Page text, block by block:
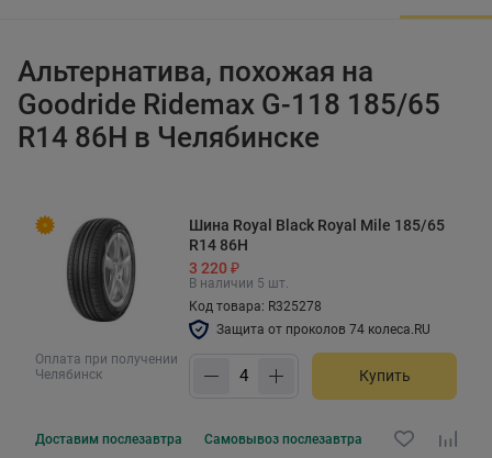
Альтернатива, похожая на
Goodride Ridemax G-118 185/65
R14 86H в Челябинске
Оплата при получении
Челябинск
Шина Royal Black Royal Mile 185/65
R14 86H
3 220 ₽
В наличии 5 шт.
Код товара: R325278
Защита от проколов 74 колеса.RU
Купить
Доставим послезавтра Самовывоз послезавтра